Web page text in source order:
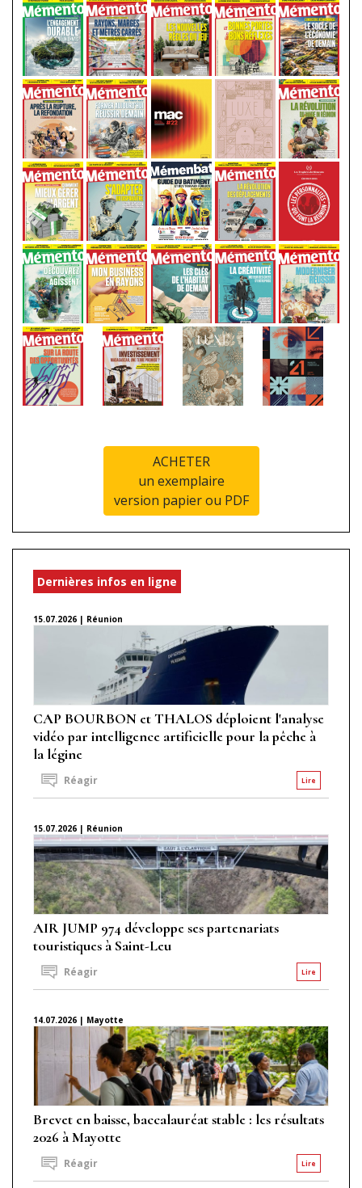
ACHETER
un exemplaire
version papier ou PDF
Dernières infos en ligne
15.07.2026 | Réunion
CAP BOURBON et THALOS déploient l'analyse
vidéo par intelligence artificielle pour la pêche à
la légine
Lire
Réagir
15.07.2026 | Réunion
AIR JUMP 974 développe ses partenariats
touristiques à Saint-Leu
Lire
Réagir
14.07.2026 | Mayotte
Brevet en baisse, baccalauréat stable : les résultats
2026 à Mayotte
Lire
Réagir